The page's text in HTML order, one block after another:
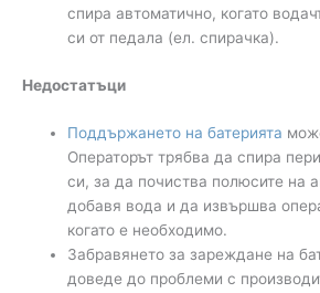
спира автоматично, когато
си от педала (ел. спирачка).
Недостатъци
Поддържането на батерията
Операторът трябва да спира
си, за да почиства полюсите на
добавя вода и да извършва
когато е необходимо.
Забравянето за зареждане на
доведе до проблеми с